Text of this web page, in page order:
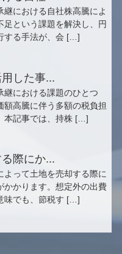
継における自社株高騰によ
足という課題を解決し、円
する手法が、会 […]
した事...
継における課題のひとつ
額高騰に伴う多額の税負担
本記事では、持株 […]
際にか...
よって土地を売却する際に
かかります。想定外の出費
味でも、節税す […]